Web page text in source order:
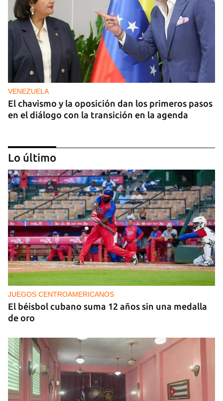
VENEZUELA
El chavismo y la oposición dan los primeros pasos
en el diálogo con la transición en la agenda
NICARAGUA
EE UU propone a la OEA convocar a los
cancilleres para "tomar medidas" contra las
decisiones de Ortega
Lo último
JUEGOS CENTROAMERICANOS
El béisbol cubano suma 12 años sin una medalla
de oro